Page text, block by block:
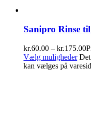
Sanipro Rinse
kr.60.00 – kr.175.00
Vælg muligheder
kan vælges på